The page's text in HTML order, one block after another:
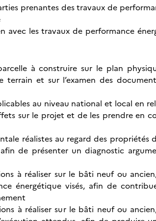
prenantes des travaux de
avec les travaux de performance
à construire sur le plan
terrain et sur l’examen des
au niveau national et local en
sur le projet et de les prendre en
réalistes au regard des propriétés
de présenter un diagnostic
à réaliser sur le bâti neuf ou
énergétique visés, afin de
à réaliser sur le bâti neuf ou